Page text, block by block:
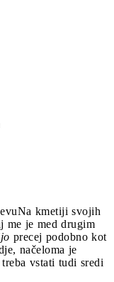
Na kmetiji svojih
me je med drugim
precej podobno kot
načeloma je
vstati tudi sredi